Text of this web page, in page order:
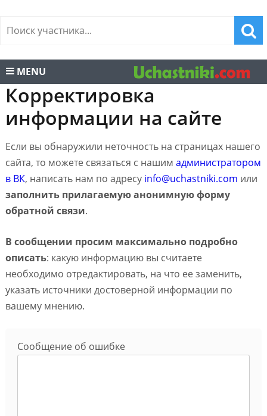
MENU
Корректировка
информации на сайте
Если вы обнаружили неточность на страницах нашего
сайта, то можете связаться с нашим администратором
в ВК, написать нам по адресу info@uchastniki.com или
заполнить прилагаемую анонимную форму
обратной связи.
В сообщении просим максимально подробно
описать: какую информацию вы считаете
необходимо отредактировать, на что ее заменить,
указать источники достоверной информации по
вашему мнению.
Сообщение об ошибке